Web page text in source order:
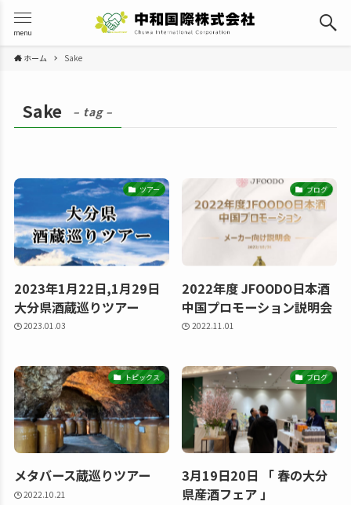
menu
ホーム Sake
Sake – tag –
ツアー
2023年1月22日,1月29日
大分県酒蔵巡りツアー
2023.01.03
ブログ
2022年度 JFOODO日本酒
中国プロモーション説明会
2022.11.01
トピックス
メタバース蔵巡りツアー
2022.10.21
ブログ
3月19日20日 「 春の大分
県産酒フェア 」